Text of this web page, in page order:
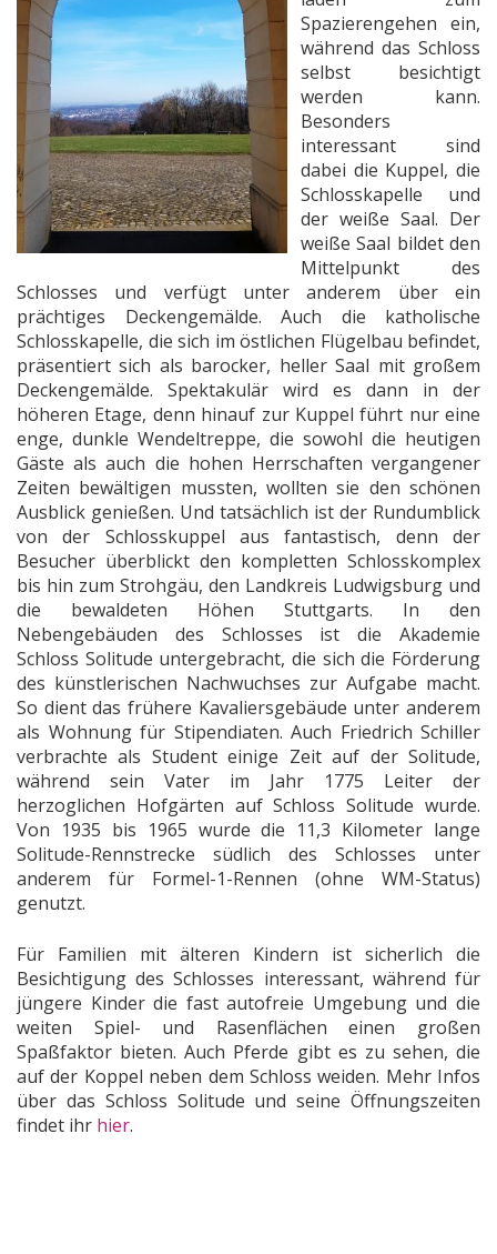
Spazierengehen ein,
während das Schloss
selbst besichtigt
werden kann.
Besonders
interessant sind
dabei die Kuppel, die
Schlosskapelle und
der weiße Saal. Der
weiße Saal bildet den
Mittelpunkt des
Schlosses und verfügt unter anderem über ein
prächtiges Deckengemälde. Auch die katholische
Schlosskapelle, die sich im östlichen Flügelbau befindet,
präsentiert sich als barocker, heller Saal mit großem
Deckengemälde. Spektakulär wird es dann in der
höheren Etage, denn hinauf zur Kuppel führt nur eine
enge, dunkle Wendeltreppe, die sowohl die heutigen
Gäste als auch die hohen Herrschaften vergangener
Zeiten bewältigen mussten, wollten sie den schönen
Ausblick genießen. Und tatsächlich ist der Rundumblick
von der Schlosskuppel aus fantastisch, denn der
Besucher überblickt den kompletten Schlosskomplex
bis hin zum Strohgäu, den Landkreis Ludwigsburg und
die bewaldeten Höhen Stuttgarts. In den
Nebengebäuden des Schlosses ist die Akademie
Schloss Solitude untergebracht, die sich die Förderung
des künstlerischen Nachwuchses zur Aufgabe macht.
So dient das frühere Kavaliersgebäude unter anderem
als Wohnung für Stipendiaten. Auch Friedrich Schiller
verbrachte als Student einige Zeit auf der Solitude,
während sein Vater im Jahr 1775 Leiter der
herzoglichen Hofgärten auf Schloss Solitude wurde.
Von 1935 bis 1965 wurde die 11,3 Kilometer lange
Solitude-Rennstrecke südlich des Schlosses unter
anderem für Formel-1-Rennen (ohne WM-Status)
genutzt.
Für Familien mit älteren Kindern ist sicherlich die
Besichtigung des Schlosses interessant, während für
jüngere Kinder die fast autofreie Umgebung und die
weiten Spiel- und Rasenflächen einen großen
Spaßfaktor bieten. Auch Pferde gibt es zu sehen, die
auf der Koppel neben dem Schloss weiden. Mehr Infos
über das Schloss Solitude und seine Öffnungszeiten
findet ihr hier.